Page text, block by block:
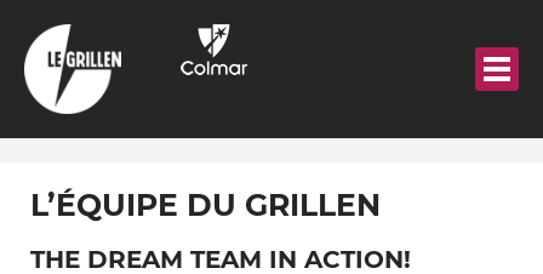
contenu
principal
L’ÉQUIPE DU GRILLEN
THE DREAM TEAM IN ACTION!